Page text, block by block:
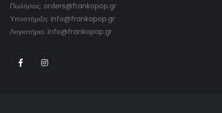
Πωλήσεις: orders@frankopop.gr
Υποστήριξη: info@frankopop.gr
Λογιστήριο: info@frankopop.gr